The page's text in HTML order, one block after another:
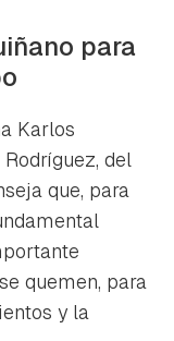
para
Karlos
del
que, para
quemen, para
y la